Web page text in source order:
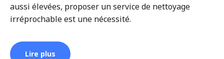
aussi élevées, proposer un service de nettoyage
irréprochable est une nécessité.
Lire plus